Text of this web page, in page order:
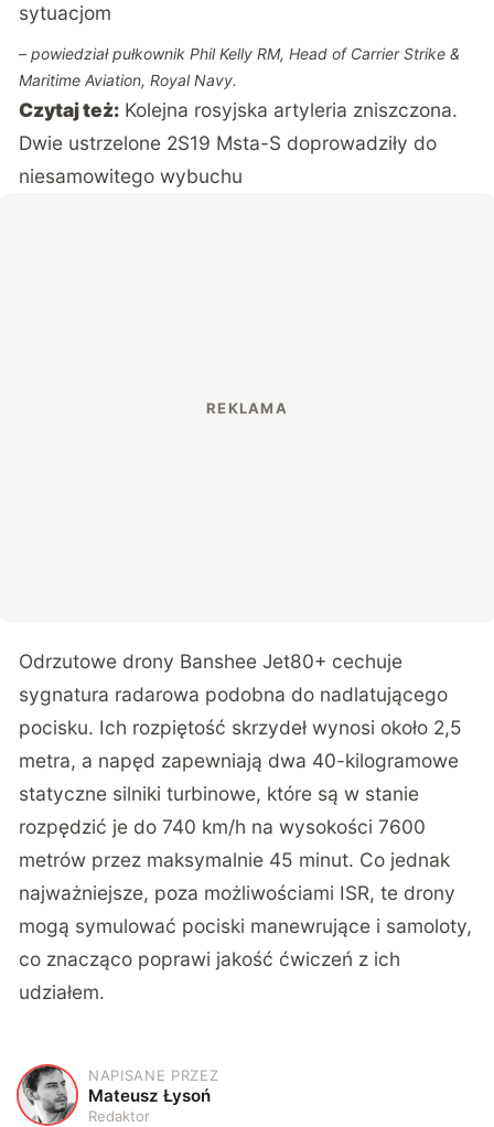
sytuacjom
– powiedział pułkownik Phil Kelly RM, Head of Carrier Strike &
Maritime Aviation, Royal Navy.
Czytaj też: Kolejna rosyjska artyleria zniszczona.
Dwie ustrzelone 2S19 Msta-S doprowadziły do
niesamowitego wybuchu
Odrzutowe drony Banshee Jet80+ cechuje
sygnatura radarowa podobna do nadlatującego
pocisku. Ich rozpiętość skrzydeł wynosi około 2,5
metra, a napęd zapewniają dwa 40-kilogramowe
statyczne silniki turbinowe, które są w stanie
rozpędzić je do 740 km/h na wysokości 7600
metrów przez maksymalnie 45 minut. Co jednak
najważniejsze, poza możliwościami ISR, te drony
mogą symulować pociski manewrujące i samoloty,
co znacząco poprawi jakość ćwiczeń z ich
udziałem.
M
NAPISANE PRZEZ
Mateusz Łysoń
Redaktor